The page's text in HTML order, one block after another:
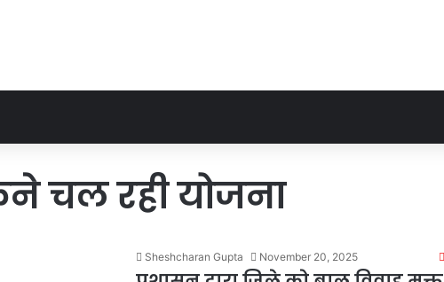
चल रही योजना
Sheshcharan Gupta November 20, 2025